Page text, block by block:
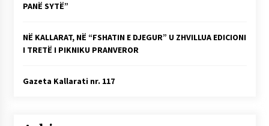
PANË SYTË”
NË KALLARAT, NË “FSHATIN E DJEGUR” U ZHVILLUA EDICIONI
I TRETË I PIKNIKU PRANVEROR
Gazeta Kallarati nr. 117